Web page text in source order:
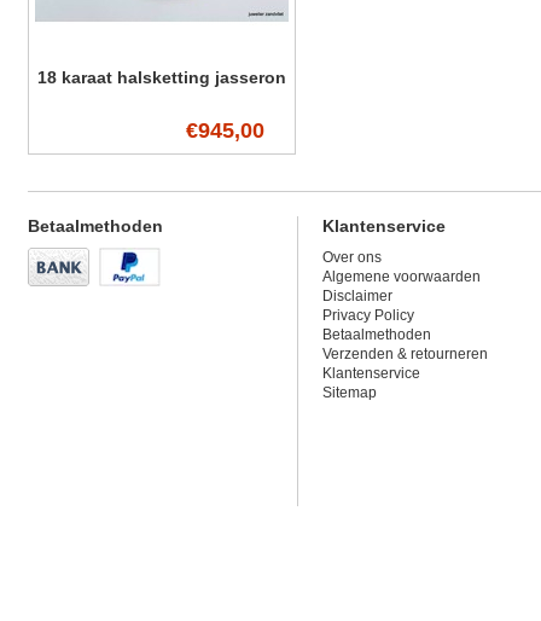
18 karaat halsketting jasseron
€945,00
Betaalmethoden Klantenservice
Over ons
Algemene voorwaarden
Disclaimer
Privacy Policy
Betaalmethoden
Verzenden & retourneren
Klantenservice
Sitemap